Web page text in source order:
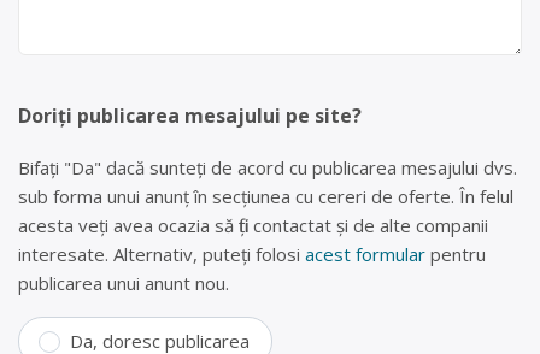
Doriți publicarea mesajului pe site?
Bifați "Da" dacă sunteți de acord cu publicarea mesajului dvs.
sub forma unui anunț în secțiunea cu cereri de oferte. În felul
acesta veți avea ocazia să fiți contactat și de alte companii
interesate. Alternativ, puteți folosi acest formular pentru
publicarea unui anunt nou.
Da, doresc publicarea